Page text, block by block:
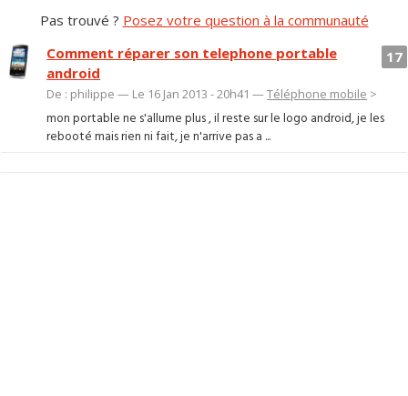
Pas trouvé ? Posez votre question à la communauté
17
Comment réparer son telephone portable
android
De : philippe — Le 16 Jan 2013 - 20h41 —Téléphone mobile >
mon portable ne s'allume plus , il reste sur le logo android, je les
rebooté mais rien ni fait, je n'arrive pas a ...